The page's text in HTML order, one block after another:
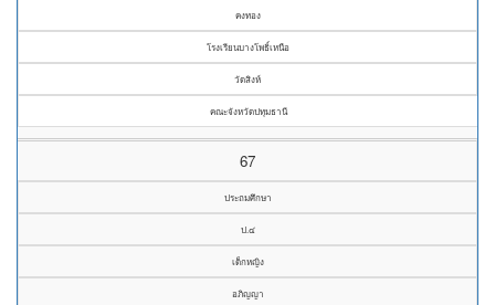
คงทอง
โรงเรียนบางโพธิ์เหนือ
วัดสิงห์
คณะจังหวัดปทุมธานี
67
ประถมศึกษา
ป.๔
เด็กหญิง
อภิญญา